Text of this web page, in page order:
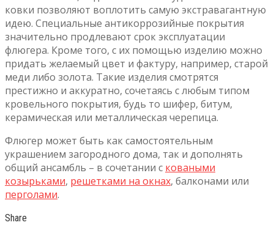
ковки позволяют воплотить самую экстравагантную
идею. Специальные антикоррозийные покрытия
значительно продлевают срок эксплуатации
флюгера. Кроме того, с их помощью изделию можно
придать желаемый цвет и фактуру, например, старой
меди либо золота. Такие изделия смотрятся
престижно и аккуратно, сочетаясь с любым типом
кровельного покрытия, будь то шифер, битум,
керамическая или металлическая черепица.
Флюгер может быть как самостоятельным
украшением загородного дома, так и дополнять
общий ансамбль – в сочетании с коваными
козырьками, решетками на окнах, балконами или
перголами.
Share